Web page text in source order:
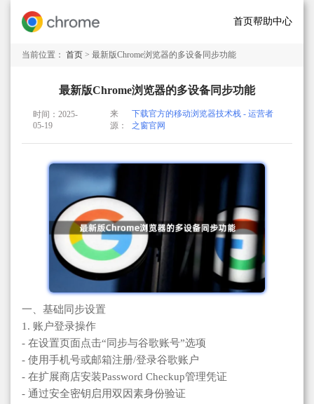
首页帮助中心
当前位置： 首页 > 最新版Chrome浏览器的多设备同步功能
最新版Chrome浏览器的多设备同步功能
时间：2025-
05-19
来
源：
下载官方的移动浏览器技术栈 - 运营者
之窗官网
一、基础同步设置
1. 账户登录操作
- 在设置页面点击“同步与谷歌账号”选项
- 使用手机号或邮箱注册/登录谷歌账户
- 在扩展商店安装Password Checkup管理凭证
- 通过安全密钥启用双因素身份验证